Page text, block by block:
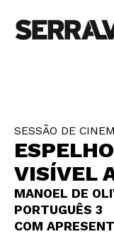
LOJA
PT | EN
BILHETES
AMIGOS
SESSÃO DE
VISÍVEL
MANOEL DE
PORTUGUÊS 3
COM